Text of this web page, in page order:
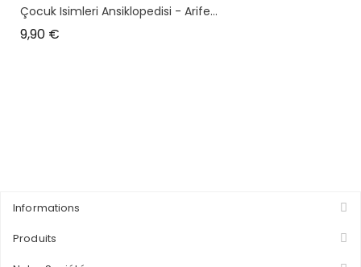
Çocuk Isimleri Ansiklopedisi - Arife...
9,90 €
Informations
Produits